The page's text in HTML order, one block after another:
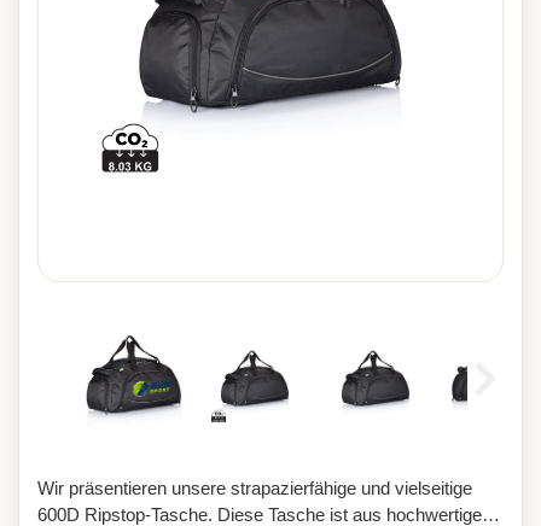
Wir präsentieren unsere strapazierfähige und vielseitige
600D Ripstop-Tasche. Diese Tasche ist aus hochwertigen